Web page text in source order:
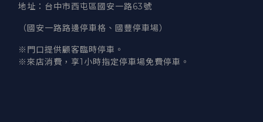
地址 ：台中市西屯區國安一路63號
（國安一路路邊停車格、國豐停車場）
※門口提供顧客臨時停車。
※來店消費，享1小時指定停車場免費停車。